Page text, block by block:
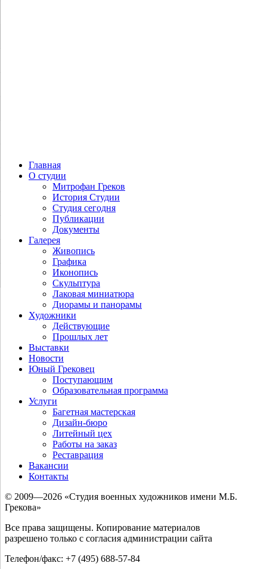
Главная
О студии
Митрофан Греков
История Студии
Студия сегодня
Публикации
Документы
Галерея
Живопись
Графика
Иконопись
Скульптура
Лаковая миниатюра
Диорамы и панорамы
Художники
Действующие
Прошлых лет
Выставки
Новости
Юный Грековец
Поступающим
Образовательная программа
Услуги
Багетная мастерская
Дизайн-бюро
Литейный цех
Работы на заказ
Реставрация
Вакансии
Контакты
© 2009—2026 «Студия военных художников имени М.Б.
Грекова»
Все права защищены. Копирование материалов
разрешено только с согласия администрации сайта
Телефон/факс: +7 (495) 688-57-84